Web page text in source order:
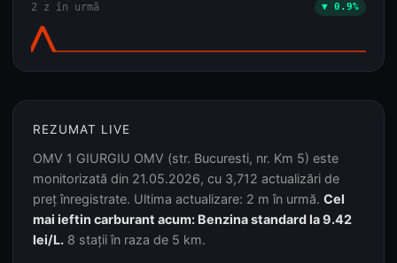
2 z în urmă ▼ 0.9%
REZUMAT LIVE
OMV 1 GIURGIU OMV (str. Bucuresti, nr. Km 5) este
monitorizată din 21.05.2026, cu 3,712 actualizări de
preț înregistrate. Ultima actualizare: 2 m în urmă. Cel
mai ieftin carburant acum: Benzina standard la 9.42
lei/L. 8 stații în raza de 5 km.